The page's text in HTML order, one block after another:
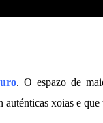
. O espazo de
auténticas xoias e